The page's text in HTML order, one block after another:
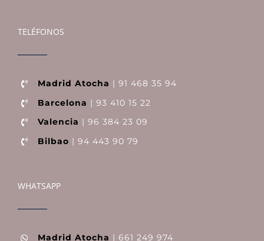
TELÉFONOS
Madrid Atocha | 91 468 35 94
Barcelona | 93 410 15 22
Valencia | 96 384 23 09
Bilbao | 94 443 90 79
WHATSAPP
Madrid Atocha | 661 249 974